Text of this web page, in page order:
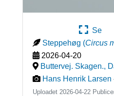
Se
Steppehøg (Circus
2026-04-20
Buttervej. Skagen.,
Hans Henrik Larsen
Uploadet 2026-04-22